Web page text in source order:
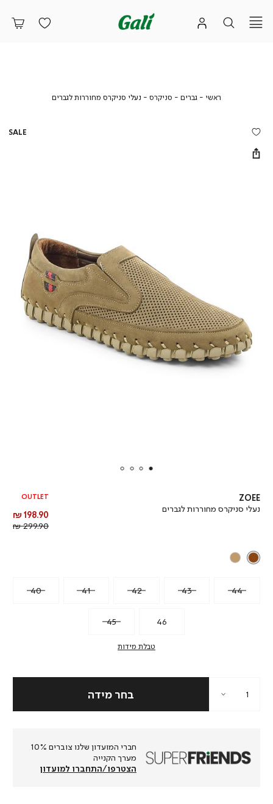
ראשי ראשיגברים גברים
סניקרס סניקרס
נעלי סניקרס מחוררות לגבריםנעלי
ZOEE
נעלי סניקרס מחוררות לגברים
OUTLET
מחיר
מוצר
198.90 ₪
299.90 ₪
40 41 42 43 44
45 46
טבלת מידות
חברי המועדון שלנו צוברים 10%
מערך הקנייה
הצטרפו/התחברו למועדון
SALE